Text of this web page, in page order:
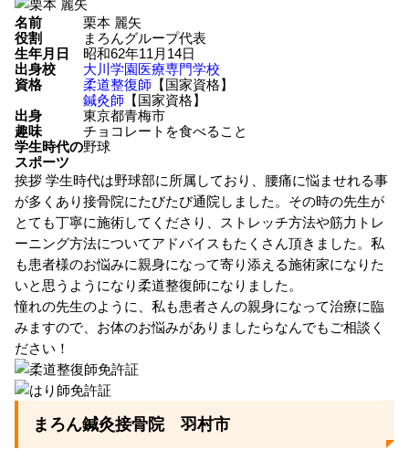
名前
栗本 麗矢
役割
まろんグループ代表
生年月日
昭和62年11月14日
出身校
大川学園医療専門学校
資格
柔道整復師 【国家資格】
鍼灸師 【国家資格】
出身
東京都青梅市
趣味
チョコレートを食べること
学生時代の
スポーツ
野球
挨拶 学生時代は野球部に所属しており、腰痛に悩ませれる事
が多くあり接骨院にたびたび通院しました。その時の先生が
とても丁寧に施術してくださり、ストレッチ方法や筋力トレ
ーニング方法についてアドバイスもたくさん頂きました。私
も患者様のお悩みに親身になって寄り添える施術家になりた
いと思うようになり柔道整復師になりました。
憧れの先生のように、私も患者さんの親身になって治療に臨
みますので、お体のお悩みがありましたらなんでもご相談く
ださい！
まろん鍼灸接骨院 羽村市